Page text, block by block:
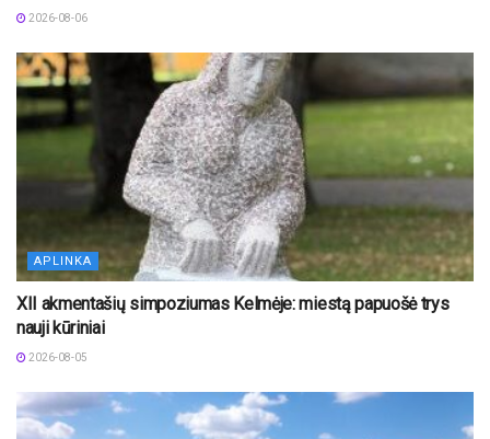
2026-08-06
APLINKA
XII akmentašių simpoziumas Kelmėje: miestą papuošė trys
nauji kūriniai
2026-08-05